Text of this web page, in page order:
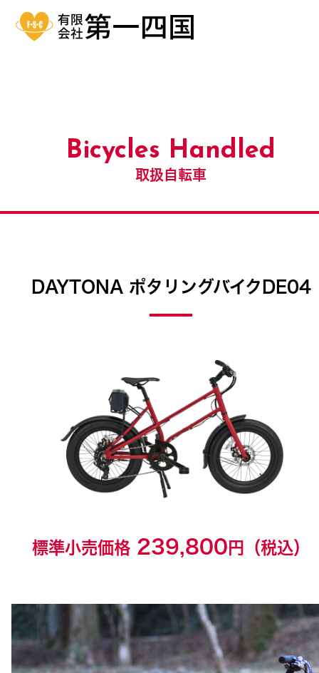
Bicycles Handled
取扱自転車
DAYTONA ポタリングバイクDE04
標準小売価格 239,800 円（税込）